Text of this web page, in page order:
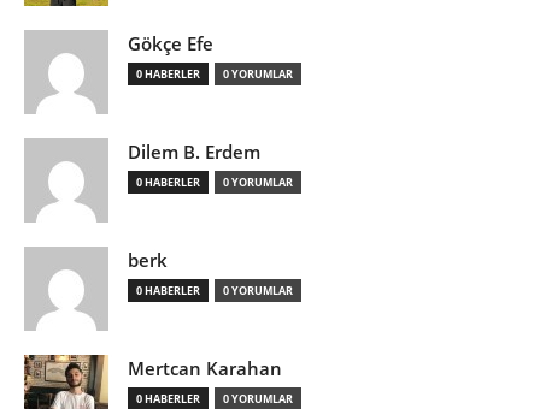
Gökçe Efe
0 HABERLER 0 YORUMLAR
Dilem B. Erdem
0 HABERLER 0 YORUMLAR
berk
0 HABERLER 0 YORUMLAR
Mertcan Karahan
0 HABERLER 0 YORUMLAR